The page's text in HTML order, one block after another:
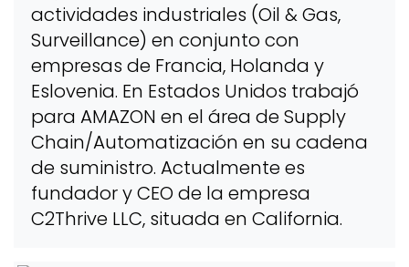
actividades industriales (Oil & Gas,
Surveillance) en conjunto con
empresas de Francia, Holanda y
Eslovenia. En Estados Unidos trabajó
para AMAZON en el área de Supply
Chain/Automatización en su cadena
de suministro. Actualmente es
fundador y CEO de la empresa
C2Thrive LLC, situada en California.